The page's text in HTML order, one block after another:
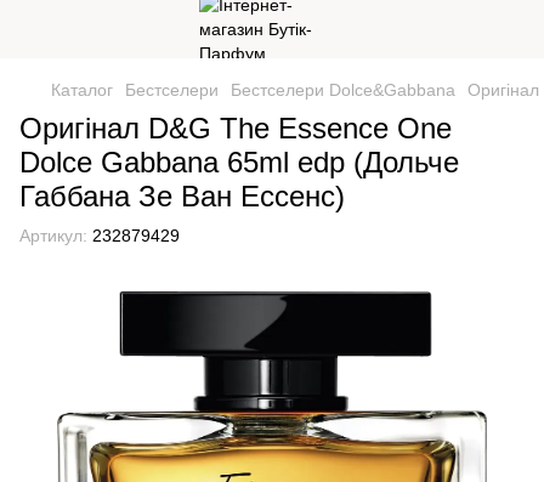
Каталог Бестселери Бестселери Dolce&Gabbana
Оригінал D&G The Essence One
Dolce Gabbana 65ml edp (Дольче
Габбана Зе Ван Ессенс)
Артикул: 232879429